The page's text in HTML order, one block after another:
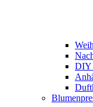
DIY